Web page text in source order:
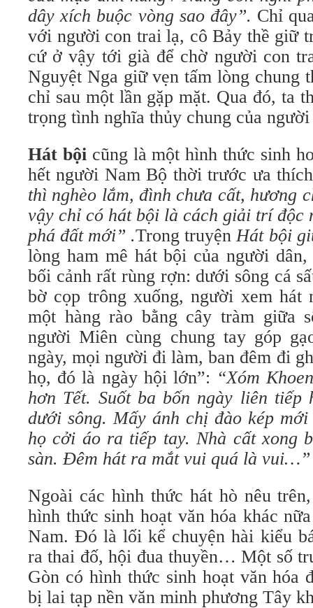
dây xích buộc vòng sao đây”. Chỉ
với người con trai lạ, cô Bảy thề giữ
cứ ở vậy tới già để chờ người con
Nguyệt Nga giữ vẹn tấm lòng chung
chỉ sau một lần gặp mặt. Qua đó, ta
trọng tình nghĩa thủy chung của
Hát bộicũng là một hình thức sinh
hết người Nam Bộ thời trước ưa
thì nghèo lắm, đình chưa cất, hương
vậy chỉ có hát bội là cách giải trí độc
phá đất mới” .Trong truyệnHát bội
lòng ham mê hát bội của người
bối cảnh rất rùng rợn: dưới sông cá
bờ cọp trông xuống, người xem hát
một hàng rào bằng cây tràm giữa
người Miên cùng chung tay góp
ngày, mọi người đi làm, ban đêm đi
họ, đó là ngày hội lớn”: “Xóm
hơn Tết. Suốt ba bốn ngày liên tiếp
dưới sông. Mấy ánh chị đào kép
họ cởi áo ra tiếp tay. Nhà cất xong
sàn. Đêm hát ra mắt vui quá là
Ngoài các hình thức hát hò nêu
hình thức sinh hoạt văn hóa khác
Nam. Đó là lối kể chuyện hài kiểu
ra thai đố, hội đua thuyền… Một số
Gòn có hình thức sinh hoạt văn hóa
bị lai tạp nền văn minh phương Tây